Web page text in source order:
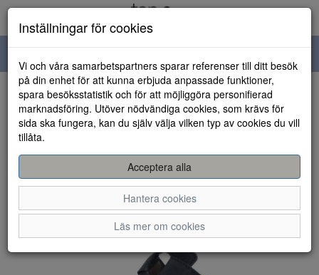
navigation
HEM
Inställningar för cookies
Vi och våra samarbetspartners sparar referenser till ditt besök
på din enhet för att kunna erbjuda anpassade funktioner,
spara besöksstatistik och för att möjliggöra personifierad
marknadsföring. Utöver nödvändiga cookies, som krävs för
sida ska fungera, kan du själv välja vilken typ av cookies du vill
tillåta.
Acceptera alla
Hantera cookies
Läs mer om cookies